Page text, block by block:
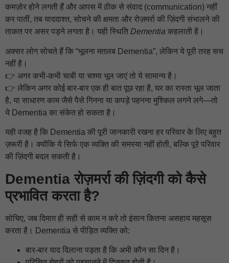
कमज़ोर होने लगती हैं और आपस में ठीक से संवाद (communication) नहीं
कर पातीं, तब याददाश्त, सोचने की क्षमता और रोज़मर्रा की ज़िंदगी संभालने की
ताकत पर असर पड़ने लगता है। यही स्थिति Dementia कहलाती है।
अक्सर लोग सोचते हैं कि “भूलना मतलब Dementia”, लेकिन ये पूरी तरह सच
नहीं है।
👉 अगर कभी-कभी चाबी या चश्मा भूल जाएं तो ये सामान्य है।
👉 लेकिन अगर कोई बार-बार एक ही बात पूछ रहा है, घर का रास्ता भूल जाता
है, या साधारण काम जैसे पैसे गिनना या कपड़े पहनना मुश्किल लगने लगे—तो
ये Dementia का संकेत हो सकता है।
यही वजह है कि Dementia की पूरी जानकारी रखना हर परिवार के लिए बहुत
ज़रूरी है। क्योंकि ये सिर्फ एक व्यक्ति की समस्या नहीं होती, बल्कि पूरे परिवार
की ज़िंदगी बदल सकती है।
Dementia रोज़मर्रा की ज़िंदगी को कैसे
प्रभावित करता है?
सोचिए, जब दिमाग़ ही सही से काम न करे तो इंसान कितना असहाय महसूस
करता है। Dementia से पीड़ित व्यक्ति को:
बार-बार याद दिलाना पड़ता है कि अभी कौन सा दिन है।